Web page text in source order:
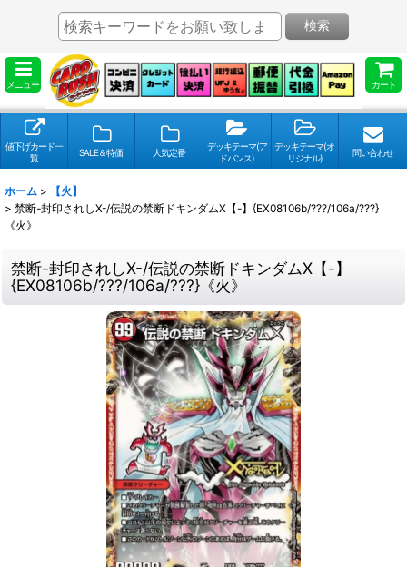
メニュー カート
検索
値下げカード一
覧
SALE＆特価 人気定番
デッキテーマ(ア
ドバンス)
デッキテーマ(オ
リジナル)
問い合わせ
ホーム >
【火】
> 禁断-封印されしX-/伝説の禁断ドキンダムX【-】{EX08106b/???/106a/???}
《火》
禁断-封印されしX-/伝説の禁断ドキンダムX【-】
{EX08106b/???/106a/???}《火》